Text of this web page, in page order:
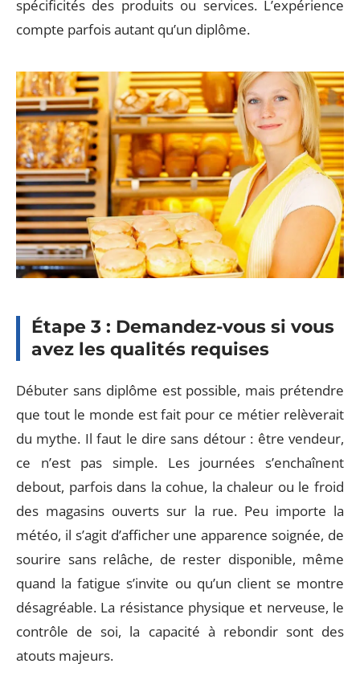
spécificités des produits ou services. L’expérience
compte parfois autant qu’un diplôme.
Étape 3 : Demandez-vous si vous
avez les qualités requises
Débuter sans diplôme est possible, mais prétendre
que tout le monde est fait pour ce métier relèverait
du mythe. Il faut le dire sans détour : être vendeur,
ce n’est pas simple. Les journées s’enchaînent
debout, parfois dans la cohue, la chaleur ou le froid
des magasins ouverts sur la rue. Peu importe la
météo, il s’agit d’afficher une apparence soignée, de
sourire sans relâche, de rester disponible, même
quand la fatigue s’invite ou qu’un client se montre
désagréable. La résistance physique et nerveuse, le
contrôle de soi, la capacité à rebondir sont des
atouts majeurs.